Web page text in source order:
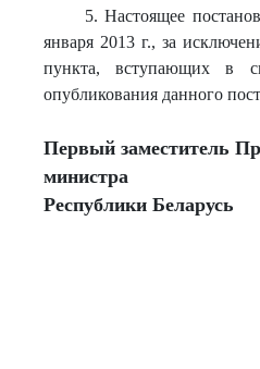
5. Настоящее
января 2013 г., за
пункта, вступающих в
опубликования данного
Первый заместитель
министра
Республики Беларусь